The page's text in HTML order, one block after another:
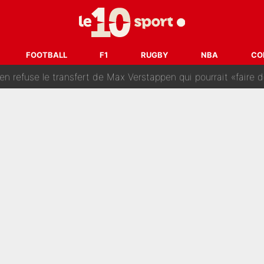
FOOTBALL F1 RUGBY NBA
: Le FC Barcelone prend la parole alors qu'un transfert de
transfert à l'OM, Quinten Timber raconte ses doutes
le transfert de Max Verstappen qui pourrait «faire des